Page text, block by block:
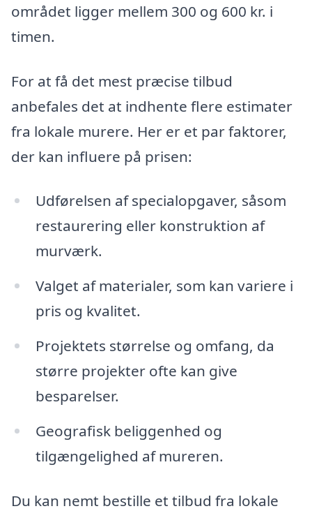
området ligger mellem 300 og 600 kr. i
timen.
For at få det mest præcise tilbud
anbefales det at indhente flere estimater
fra lokale murere. Her er et par faktorer,
der kan influere på prisen:
Udførelsen af specialopgaver, såsom
restaurering eller konstruktion af
murværk.
Valget af materialer, som kan variere i
pris og kvalitet.
Projektets størrelse og omfang, da
større projekter ofte kan give
besparelser.
Geografisk beliggenhed og
tilgængelighed af mureren.
Du kan nemt bestille et tilbud fra lokale